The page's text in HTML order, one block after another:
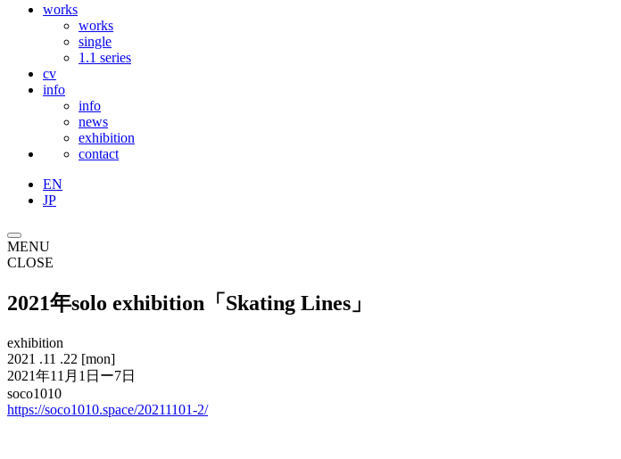
works
works
single
1.1 series
cv
info
info
news
exhibition
contact
EN
JP
MENU
CLOSE
2021年solo exhibition「Skating Lines」
exhibition
2021 .11 .22 [mon]
2021年11月1日ー7日
soco1010
https://soco1010.space/20211101-2/